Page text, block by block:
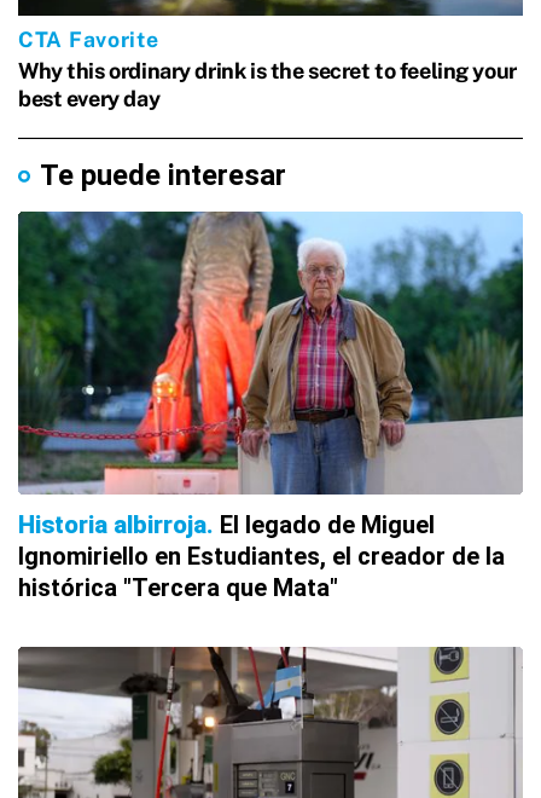
Te puede interesar
Historia albirroja El legado de Miguel
Ignomiriello en Estudiantes, el creador de la
histórica "Tercera que Mata"